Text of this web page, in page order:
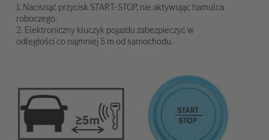
1. Nacisnąć przycisk START-STOP, nie aktywując hamulca
roboczego.
2. Elektroniczny kluczyk pojazdu zabezpieczyć w
odległości co najmniej 5 m od samochodu.